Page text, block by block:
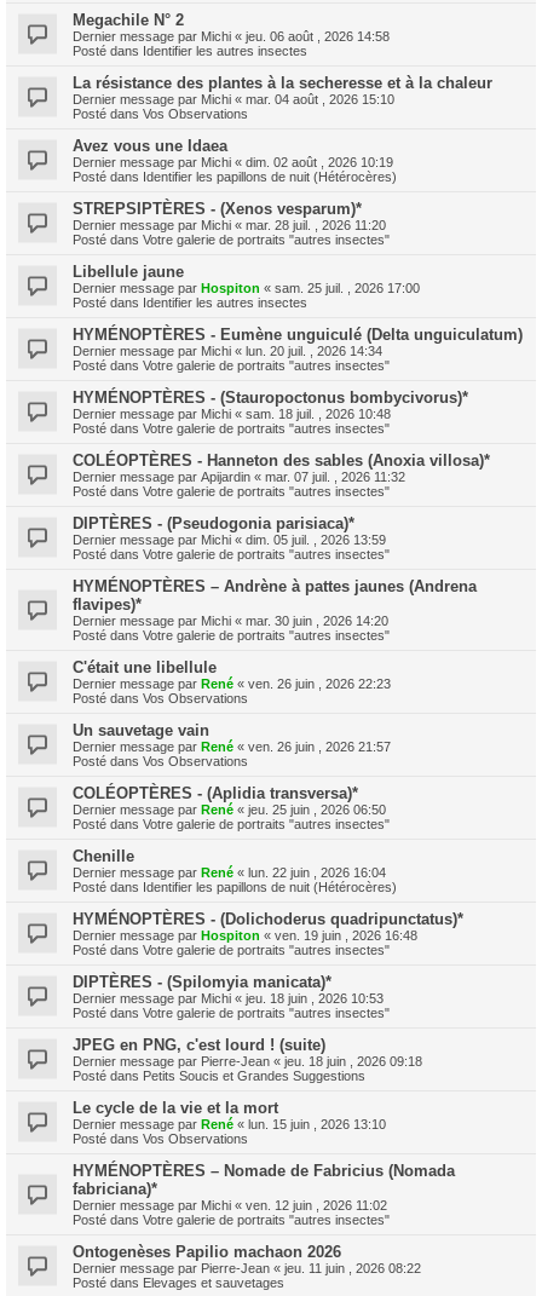
Megachile N° 2
Dernier message par Michi « jeu. 06 août , 2026 14:58
Posté dans Identifier les autres insectes
La résistance des plantes à la secheresse et à la chaleur
Dernier message par Michi « mar. 04 août , 2026 15:10
Posté dans Vos Observations
Avez vous une Idaea
Dernier message par Michi « dim. 02 août , 2026 10:19
Posté dans Identifier les papillons de nuit (Hétérocères)
STREPSIPTÈRES - (Xenos vesparum)*
Dernier message par Michi « mar. 28 juil. , 2026 11:20
Posté dans Votre galerie de portraits "autres insectes"
Libellule jaune
Dernier message par Hospiton « sam. 25 juil. , 2026 17:00
Posté dans Identifier les autres insectes
HYMÉNOPTÈRES - Eumène unguiculé (Delta unguiculatum)
Dernier message par Michi « lun. 20 juil. , 2026 14:34
Posté dans Votre galerie de portraits "autres insectes"
HYMÉNOPTÈRES - (Stauropoctonus bombycivorus)*
Dernier message par Michi « sam. 18 juil. , 2026 10:48
Posté dans Votre galerie de portraits "autres insectes"
COLÉOPTÈRES - Hanneton des sables (Anoxia villosa)*
Dernier message par Apijardin « mar. 07 juil. , 2026 11:32
Posté dans Votre galerie de portraits "autres insectes"
DIPTÈRES - (Pseudogonia parisiaca)*
Dernier message par Michi « dim. 05 juil. , 2026 13:59
Posté dans Votre galerie de portraits "autres insectes"
HYMÉNOPTÈRES – Andrène à pattes jaunes (Andrena
flavipes)*
Dernier message par Michi « mar. 30 juin , 2026 14:20
Posté dans Votre galerie de portraits "autres insectes"
C'était une libellule
Dernier message par René « ven. 26 juin , 2026 22:23
Posté dans Vos Observations
Un sauvetage vain
Dernier message par René « ven. 26 juin , 2026 21:57
Posté dans Vos Observations
COLÉOPTÈRES - (Aplidia transversa)*
Dernier message par René « jeu. 25 juin , 2026 06:50
Posté dans Votre galerie de portraits "autres insectes"
Chenille
Dernier message par René « lun. 22 juin , 2026 16:04
Posté dans Identifier les papillons de nuit (Hétérocères)
HYMÉNOPTÈRES - (Dolichoderus quadripunctatus)*
Dernier message par Hospiton « ven. 19 juin , 2026 16:48
Posté dans Votre galerie de portraits "autres insectes"
DIPTÈRES - (Spilomyia manicata)*
Dernier message par Michi « jeu. 18 juin , 2026 10:53
Posté dans Votre galerie de portraits "autres insectes"
JPEG en PNG, c'est lourd ! (suite)
Dernier message par Pierre-Jean « jeu. 18 juin , 2026 09:18
Posté dans Petits Soucis et Grandes Suggestions
Le cycle de la vie et la mort
Dernier message par René « lun. 15 juin , 2026 13:10
Posté dans Vos Observations
HYMÉNOPTÈRES – Nomade de Fabricius (Nomada
fabriciana)*
Dernier message par Michi « ven. 12 juin , 2026 11:02
Posté dans Votre galerie de portraits "autres insectes"
Ontogenèses Papilio machaon 2026
Dernier message par Pierre-Jean « jeu. 11 juin , 2026 08:22
Posté dans Elevages et sauvetages